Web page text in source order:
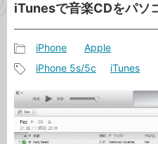
ト
iTunesで音楽CDをパソ
事
カ
テ
ゴ
iPhone Apple
事
タ
グ
iPhone 5s/5c iTunes